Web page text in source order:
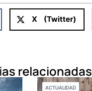
X (Twitter)
relacionadas
ACTUALIDAD